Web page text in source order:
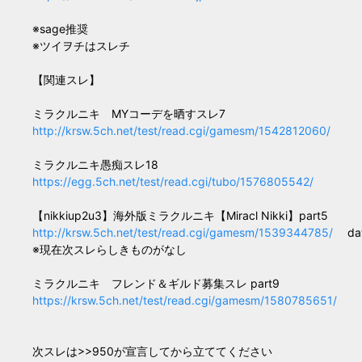
※sage推奨
※ツイヲチはスレチ
【関連スレ】
ミラクルニキ MYコーデを晒すスレ7
http://krsw.5ch.net/test/read.cgi/gamesm/1542812060/
ミラクルニキ愚痴スレ18
https://egg.5ch.net/test/read.cgi/tubo/1576805542/
【nikkiup2u3】海外版ミラクルニキ【Miracl Nikki】part5
http://krsw.5ch.net/test/read.cgi/gamesm/1539344785/ dat
※現在次スレらしきものがなし
ミラクルニキ フレンド＆ギルド募集スレ part9
https://krsw.5ch.net/test/read.cgi/gamesm/1580785651/
次スレは>>950が宣言してから立ててください